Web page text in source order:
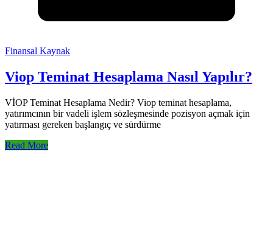
Finansal Kaynak
Viop Teminat Hesaplama Nasıl Yapılır?
VİOP Teminat Hesaplama Nedir? Viop teminat hesaplama,
yatırımcının bir vadeli işlem sözleşmesinde pozisyon açmak için
yatırması gereken başlangıç ve sürdürme
Read More